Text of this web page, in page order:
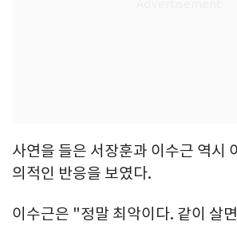
사연을 들은 서장훈과 이수근 역시
의적인 반응을 보였다.
이수근은 "정말 최악이다. 같이 살